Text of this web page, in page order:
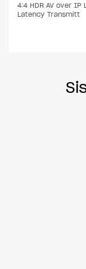
4:4 HDR AV over IP
Latency Transmitt